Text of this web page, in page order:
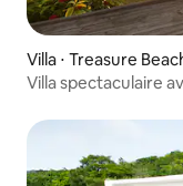
Villa ⋅ Treasure
Villa spectaculaire